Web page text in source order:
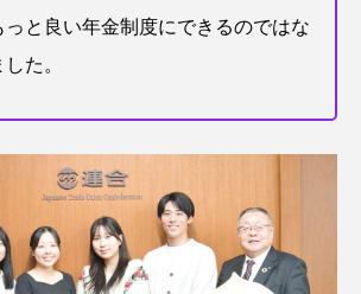
っと良い年金制度にできるのではな
た。